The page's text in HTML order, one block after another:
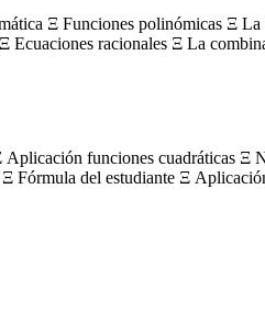
Ξ Funciones polinómicas Ξ
Ecuaciones racionales Ξ La
funciones cuadráticas Ξ
Fórmula del estudiante Ξ